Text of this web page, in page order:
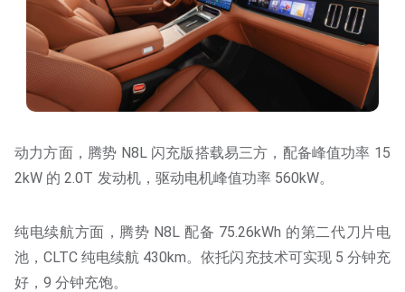
动力方面，腾势 N8L 闪充版搭载易三方，配备峰值功率 15
2kW 的 2.0T 发动机，驱动电机峰值功率 560kW。
纯电续航方面，腾势 N8L 配备 75.26kWh 的第二代刀片电
池，CLTC 纯电续航 430km。依托闪充技术可实现 5 分钟充
好，9 分钟充饱。